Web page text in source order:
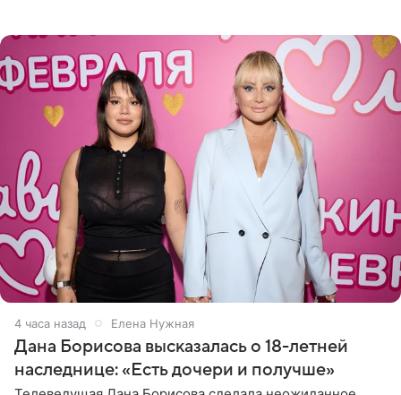
4 часа назад Елена Нужная
Дана Борисова высказалась о 18-летней
наследнице: «Есть дочери и получше»